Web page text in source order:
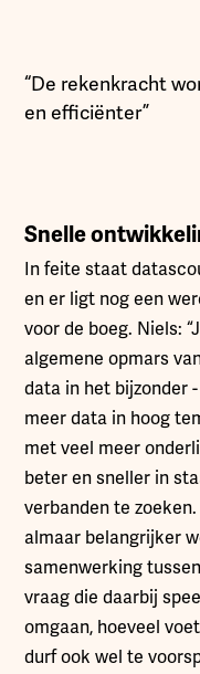
“De rekenkracht
en efficiënter”
Snelle
In feite staat
en er ligt nog een
voor de boeg. Niels:
algemene opmars
data in het bijzonder
meer data in hoog
met veel meer
beter en sneller in
verbanden te
almaar belangrijker
samenwerking
vraag die daarbij
omgaan, hoeveel
durf ook wel te